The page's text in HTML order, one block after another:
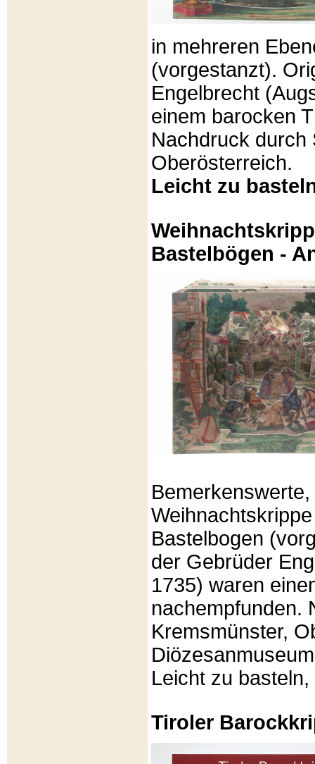
in mehreren
(vorgestanzt).
Engelbrecht
einem barocken
Nachdruck durch
Oberösterreich.
Leicht zu
Bastelbögen -
Bastelbogen
der Gebrüder
1735) waren
nachempfunden.
Kremsmünster,
Leicht zu
Tiroler